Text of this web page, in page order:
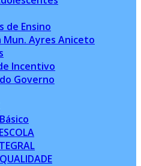
de Ensino
Mun. Ayres Aniceto
Incentivo
Governo